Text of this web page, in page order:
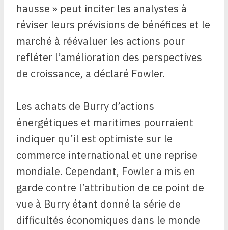
hausse » peut inciter les analystes à
réviser leurs prévisions de bénéfices et le
marché à réévaluer les actions pour
refléter l’amélioration des perspectives
de croissance, a déclaré Fowler.
Les achats de Burry d’actions
énergétiques et maritimes pourraient
indiquer qu’il est optimiste sur le
commerce international et une reprise
mondiale. Cependant, Fowler a mis en
garde contre l’attribution de ce point de
vue à Burry étant donné la série de
difficultés économiques dans le monde